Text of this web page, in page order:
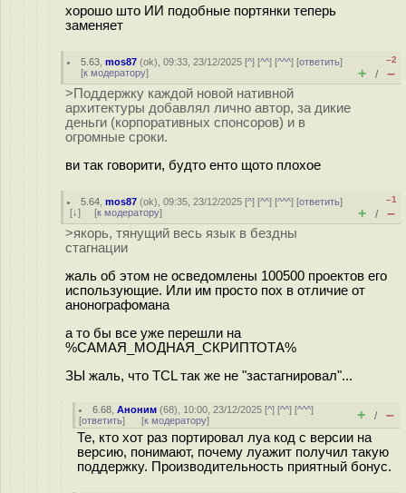
хорошо што ИИ подобные портянки теперь
заменяет
5.63 ,mos87 (ok), 09:33, 23/12/2025 [^] [^^] [^^^] [ответить]
[к модератору]
–2
+ / –
>Поддержку каждой новой нативной
архитектуры добавлял лично автор, за дикие
деньги (корпоративных спонсоров) и в
огромные сроки.
ви так говорити, будто енто щото плохое
5.64 ,mos87 (ok), 09:35, 23/12/2025 [^] [^^] [^^^] [ответить]
[↓] [к модератору]
–1
+ / –
>якорь, тянущий весь язык в бездны
стагнации
жаль об этом не осведомлены 100500 проектов его
использующие. Или им просто пох в отличие от
анонографомана
а то бы все уже перешли на
%САМАЯ_МОДНАЯ_СКРИПТОТА%
ЗЫ жаль, что TCL так же не "застагнировал"...
6.68 ,Аноним (68), 10:00, 23/12/2025 [^] [^^] [^^^]
[ответить] [к модератору] + / –
Те, кто хот раз портировал луа код с версии на
версию, понимают, почему луажит получил такую
поддержку. Производительность приятный бонус.